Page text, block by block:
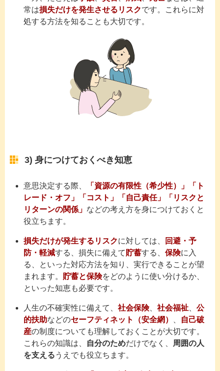
常は損失だけを発生させるリスクです。これらに対
処する方法を知ることも大切です。
3) 身につけておくべき知恵
意思決定する際、
「資源の有限性（希少性）」「ト
レード・オフ」「コスト」「自己責任」「リスクと
リターンの関係」 などの考え方を身につけておくと
役立ちます。
損失だけが発生するリスクに対しては、
回避・予
防・軽減する、損失に備えて貯蓄する、 保険に入
る、といった対応方法を知り、実行できることが望
まれます。 貯蓄と保険をどのように使い分けるか、
といった知恵も必要です。
人生の不確実性に備えて、 社会保険、 社会福祉
公
的扶助などのセーフティネット（安全網）
自己破
産の制度についても理解しておくことが大切です。
これらの知識は、
自分のためだけでなく、
周囲の人
を支える うえでも役立ちます。